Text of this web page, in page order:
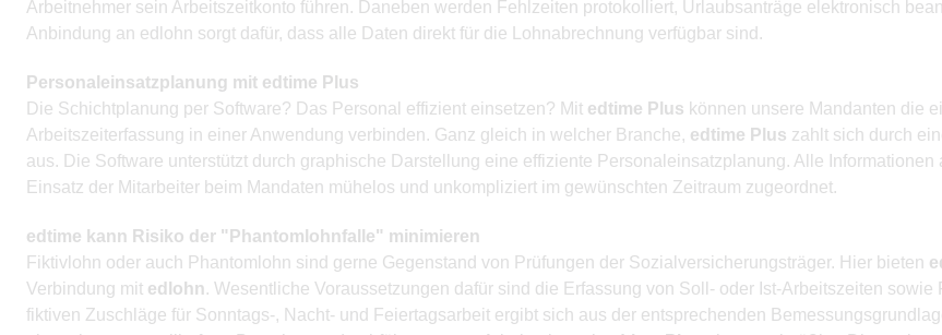
Arbeitnehmer sein Arbeitszeitkonto führen. Daneben werden Fehlzeiten protokolliert, Urlaubsanträge elektronisch
Anbindung an edlohn sorgt dafür, dass alle Daten direkt für die Lohnabrechnung verfügbar sind.
Personaleinsatzplanung mit edtime Plus
Die Schichtplanung per Software? Das Personal effizient einsetzen? Mit edtime Plus können unsere Mandanten die
Arbeitszeiterfassung in einer Anwendung verbinden. Ganz gleich in welcher Branche, edtime Plus zahlt sich durch
aus. Die Software unterstützt durch graphische Darstellung eine effiziente Personaleinsatzplanung. Alle
Einsatz der Mitarbeiter beim Mandaten mühelos und unkompliziert im gewünschten Zeitraum zugeordnet.
edtime kann Risiko der "Phantomlohnfalle" minimieren
Fiktivlohn oder auch Phantomlohn sind gerne Gegenstand von Prüfungen der Sozialversicherungsträger. Hier bieten
Verbindung mit edlohn. Wesentliche Voraussetzungen dafür sind die Erfassung von Soll- oder Ist-Arbeitszeiten
fiktiven Zuschläge für Sonntags-, Nacht- und Feiertagsarbeit ergibt sich aus der entsprechenden